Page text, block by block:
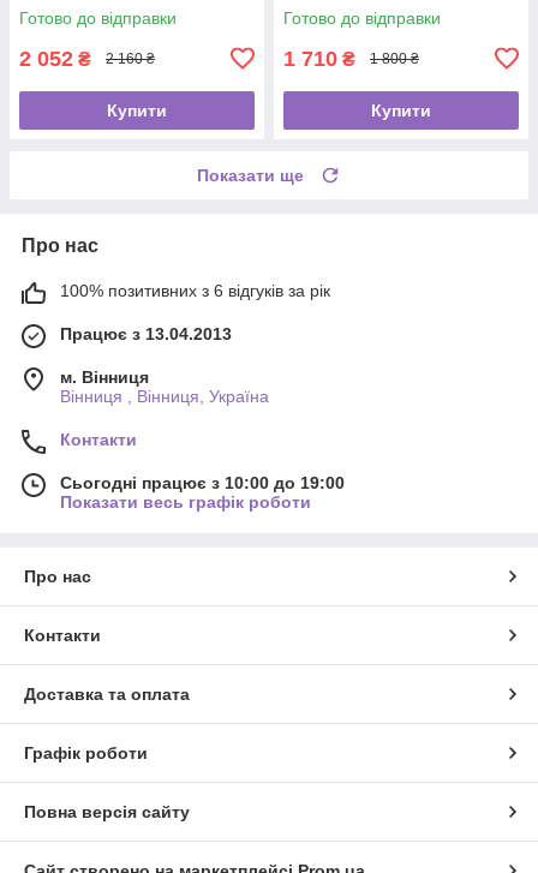
Готово до відправки
2 052 ₴ 2 160 ₴
Купити
Готово до відправки
1 710 ₴ 1 800 ₴
Купити
Показати ще
Про нас
100% позитивних з 6 відгуків за рік
Працює з 13.04.2013
м. Вінниця
Вінниця , Вінниця, Україна
Контакти
Сьогодні працює з 10:00 до 19:00
Показати весь графік роботи
Про нас
Контакти
Доставка та оплата
Графік роботи
Повна версія сайту